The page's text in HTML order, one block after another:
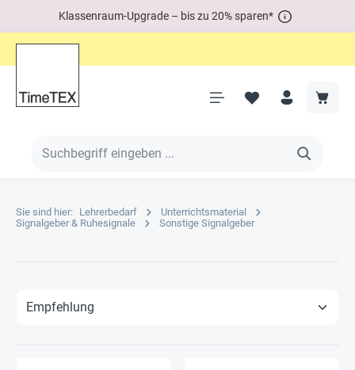
Klassenraum-Upgrade – bis zu 20% sparen*
Sie sind hier: Lehrerbedarf
Unterrichtsmaterial
Signalgeber & Ruhesignale
Sonstige Signalgeber